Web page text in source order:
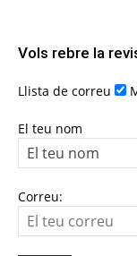
Vols rebre la
Llista de correu
El teu nom
Correu: